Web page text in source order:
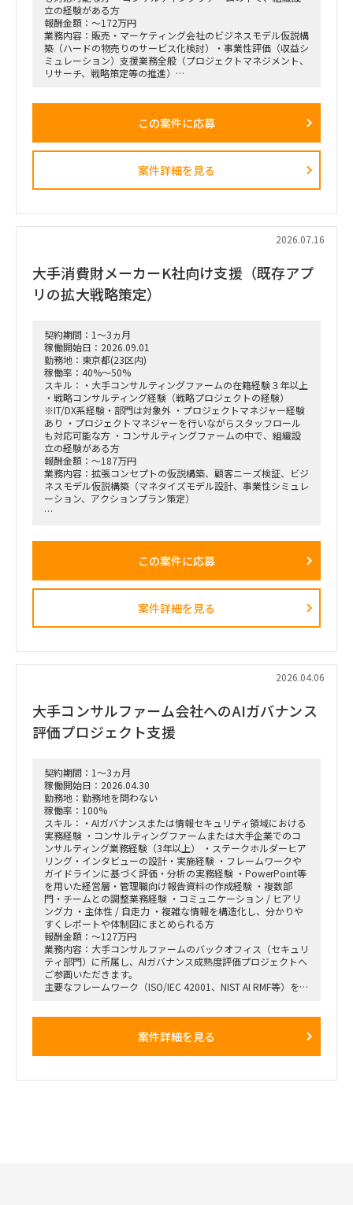
立の経験がある方
報酬金額：～172万円
業務内容：販売・マーケティング会社のビジネスモデル仮説構
築（ハードの物売りのサービス化検討）・事業性評価（収益シ
ミュレーション）支援業務全般（プロジェクトマネジメント、
リサーチ、戦略策定等の推進）
正解がない難易度の高いPJ」にプロジェクトをリードする立場
（例）
・市場環境分析、潜在市場規模（TAM、SAM）の推計、および
競合モデル調査を通じた成長戦略立案
ンス（BDD）の実行、および買収後のPMI支援
・財務モデリング（トップライン・コストの構成要素分解）を
・事業再生に向けた不採算事業の見直し、プロダクトポートフ
ォリオマネジメント、組織再編計画策定、および全社コスト削
減実行支援
この案件に応募
案件詳細を見る
2026.07.16
大手消費財メーカーK社向け支援（既存アプ
リの拡大戦略策定）
契約期間：1～3ヵ月
稼働開始日：2026.09.01
勤務地：東京都(23区内)
稼働率：40%～50%
スキル：・大手コンサルティングファームの在籍経験３年以上
・戦略コンサルティング経験（戦略プロジェクトの経験）
※IT/DX系経験・部門は対象外 ・プロジェクトマネジャー経験
あり ・プロジェクトマネジャーを行いながらスタッフロール
も対応可能な方 ・コンサルティングファームの中で、組織設
立の経験がある方
報酬金額：～187万円
業務内容：拡張コンセプトの仮説構築、顧客ニーズ検証、ビジ
ネスモデル仮説構築（マネタイズモデル設計、事業性シミュレ
ーション、アクションプラン策定）
・全社戦略・事業戦略および中期経営計画策定
競合モデル調査を通じた成長戦略立案
・M&A・アライアンス戦略の立案、ビジネスデューデリジェ
・財務モデリング（トップライン・コストの構成要素分解）を
用いた事業計画の蓋然性検証と買収効果定量化
・新規事業開発における事業コンセプト策定、プロトタイピン
ォリオマネジメント、組織再編計画策定、および全社コスト削
減実行支援
この案件に応募
案件詳細を見る
2026.04.06
大手コンサルファーム会社へのAIガバナンス
評価プロジェクト支援
契約期間：1～3ヵ月
稼働開始日：2026.04.30
勤務地：勤務地を問わない
稼働率：100%
スキル：・AIガバナンスまたは情報セキュリティ領域における
実務経験 ・コンサルティングファームまたは大手企業でのコ
ンサルティング業務経験（3年以上） ・ステークホルダーヒア
リング・インタビューの設計・実施経験 ・フレームワークや
ガイドラインに基づく評価・分析の実務経験 ・PowerPoint等
を用いた経営層・管理職向け報告資料の作成経験 ・複数部
門・チームとの調整業務経験 ・コミュニケーション / ヒアリ
ング力 ・主体性 / 自走力 ・複雑な情報を構造化し、分かりや
すくレポートや体制図にまとめられる方
報酬金額：～127万円
業務内容：大手コンサルファームのバックオフィス（セキュリ
ティ部門）に所属し、AIガバナンス成熟度評価プロジェクトへ
ご参画いただきます。
主要なフレームワーク（ISO/IEC 42001、NIST AI RMF等）を活
関連部門（品質管理、セキュリティ、法務、コンプライアン
案件詳細を見る